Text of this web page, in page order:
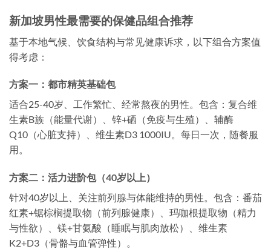
新加坡男性最需要的保健品组合推荐
基于本地气候、饮食结构与常见健康诉求，以下组合方案值
得考虑：
方案一：都市精英基础包
适合25-40岁、工作繁忙、经常熬夜的男性。包含：复合维
生素B族（能量代谢）、锌+硒（免疫与生殖）、辅酶
Q10（心脏支持）、维生素D3 1000IU。每日一次，随餐服
用。
方案二：活力进阶包（40岁以上）
针对40岁以上、关注前列腺与体能维持的男性。包含：番茄
红素+锯棕榈提取物（前列腺健康）、玛咖根提取物（精力
与性欲）、镁+甘氨酸（睡眠与肌肉放松）、维生素
K2+D3（骨骼与血管弹性）。